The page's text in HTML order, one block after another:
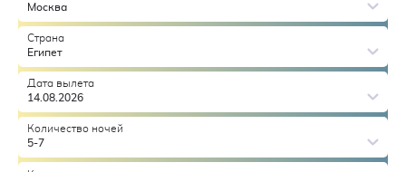
Москва
Страна
Египет
Дата вылета
14.08.2026
Количество ночей
5-7